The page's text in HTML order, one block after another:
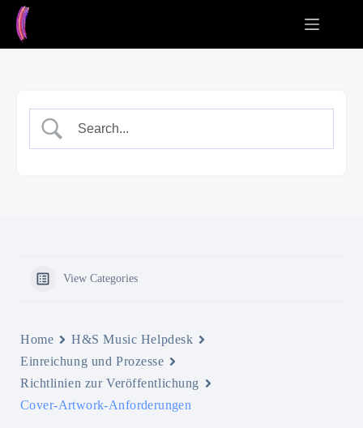
Zum
Inhalt
springen
View Categories
Home
H&S Music Helpdesk
Einreichung und Prozesse
Richtlinien zur Veröffentlichung
Cover-Artwork-Anforderungen